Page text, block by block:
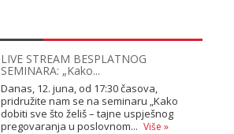
LIVE STREAM BESPLATNOG
SEMINARA: „Kako...
Danas, 12. juna, od 17:30 časova,
pridružite nam se na seminaru „Kako
dobiti sve što želiš – tajne uspješnog
pregovaranja u poslovnom... Više »